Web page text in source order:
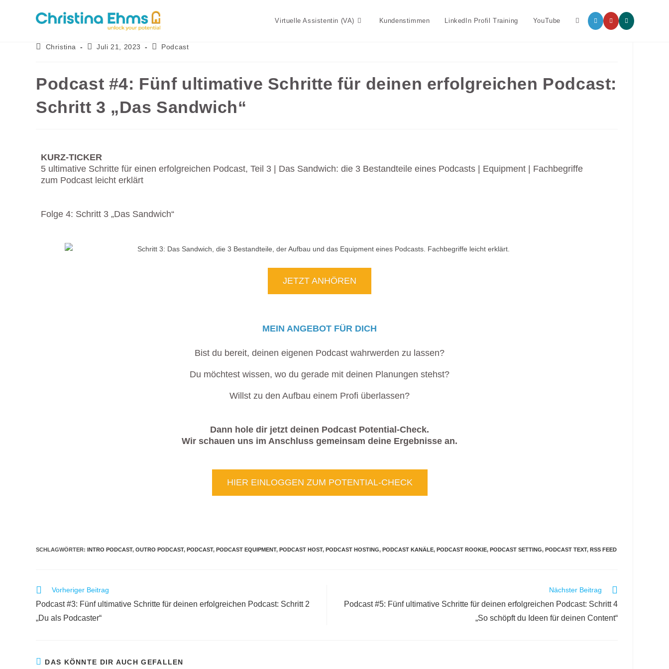
Virtuelle Assistentin (VA) Kundenstimmen LinkedIn Profil Training YouTube
Christina Juli 21, 2023 Podcast
Podcast #4: Fünf ultimative Schritte für deinen erfolgreichen Podcast:
Schritt 3 „Das Sandwich“
KURZ-TICKER
5 ultimative Schritte für einen erfolgreichen Podcast, Teil 3 | Das Sandwich: die 3 Bestandteile eines Podcasts | Equipment | Fachbegriffe
zum Podcast leicht erklärt
Folge 4: Schritt 3 „Das Sandwich“
JETZT ANHÖREN
MEIN ANGEBOT FÜR DICH
Bist du bereit, deinen eigenen Podcast wahrwerden zu lassen?
Du möchtest wissen, wo du gerade mit deinen Planungen stehst?
Willst zu den Aufbau einem Profi überlassen?
Dann hole dir jetzt deinen Podcast Potential-Check.
Wir schauen uns im Anschluss gemeinsam deine Ergebnisse an.
HIER EINLOGGEN ZUM POTENTIAL-CHECK
SCHLAGWÖRTER: INTRO PODCAST, OUTRO PODCAST, PODCAST, PODCAST EQUIPMENT, PODCAST HOST, PODCAST HOSTING, PODCAST KANÄLE, PODCAST ROOKIE, PODCAST SETTING, PODCAST TEXT, RSS FEED
Vorheriger Beitrag
Podcast #3: Fünf ultimative Schritte für deinen erfolgreichen Podcast: Schritt 2
„Du als Podcaster“
Nächster Beitrag
Podcast #5: Fünf ultimative Schritte für deinen erfolgreichen Podcast: Schritt 4
„So schöpft du Ideen für deinen Content“
DAS KÖNNTE DIR AUCH GEFALLEN